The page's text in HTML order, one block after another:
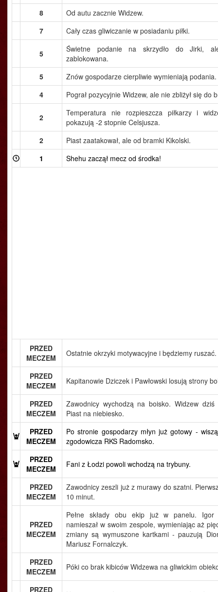
8
Od autu zacznie Widzew.
7
Cały czas gliwiczanie w posiadaniu piłki.
5
Świetne podanie na skrzydło do Jirki,
zablokowana.
5
Znów gospodarze cierpliwie wymieniają podania.
4
Pograł pozycyjnie Widzew, ale nie zbliżył się do
2
Temperatura nie rozpieszcza piłkarzy i
pokazują -2 stopnie Celsjusza.
2
Piast zaatakował, ale od bramki Kikolski.
1
Shehu zaczął mecz od środka!
PRZED
MECZEM
Ostatnie okrzyki motywacyjne i będziemy ruszać.
PRZED
MECZEM
Kapitanowie Dziczek i Pawłowski losują strony
PRZED
MECZEM
Zawodnicy wychodzą na boisko. Widzew dziś
Piast na niebiesko.
PRZED
MECZEM
Po stronie gospodarzy młyn już gotowy -
zgodowicza RKS Radomsko.
PRZED
MECZEM
Fani z Łodzi powoli wchodzą na trybuny.
PRZED
MECZEM
Zawodnicy zeszli już z murawy do szatni.
10 minut.
PRZED
MECZEM
Pełne składy obu ekip już w panelu. Igor
namieszał w swoim zespole, wymieniając aż
zmiany są wymuszone kartkami - pauzują
Mariusz Fornalczyk.
PRZED
MECZEM
Póki co brak kibiców Widzewa na gliwickim
PRZED